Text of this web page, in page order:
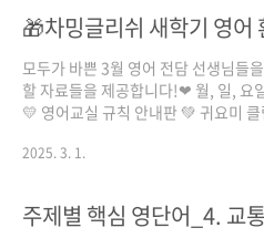
선물2..
🎁차밍글리쉬 새학기 영어
모두가 바쁜 3월 영어 전담 선생님들
할 자료들을 제공합니다!❤ 월, 일, 요
💛 영어교실 규칙 안내판 💚 귀요미
2025. 3. 1.
주제별 핵심 영단어_4. 교